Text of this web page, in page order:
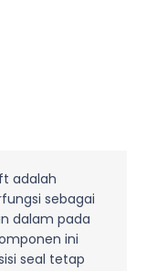
adalah
sebagai
dalam pada
ini
seal tetap